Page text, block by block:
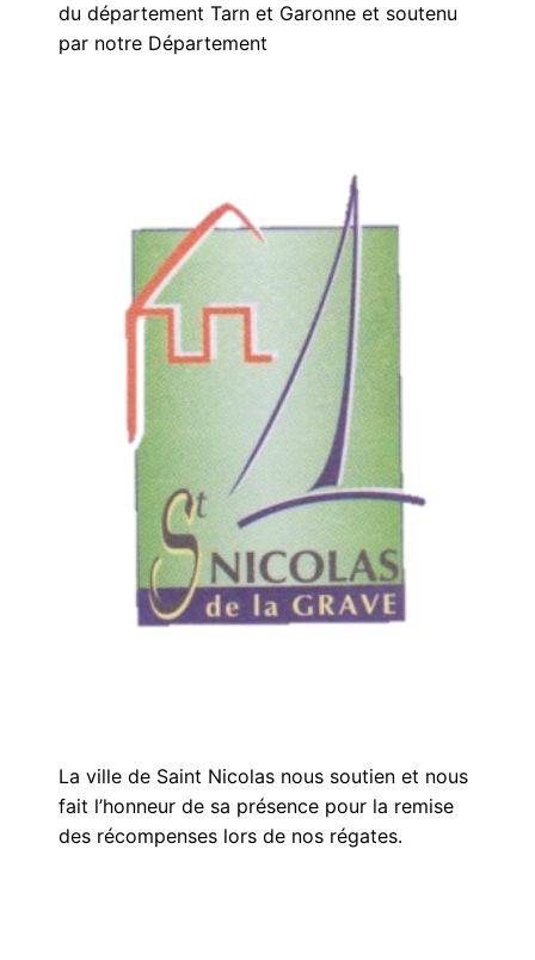
du département Tarn et Garonne et soutenu
par notre Département
La ville de Saint Nicolas nous soutien et nous
fait l’honneur de sa présence pour la remise
des récompenses lors de nos régates.